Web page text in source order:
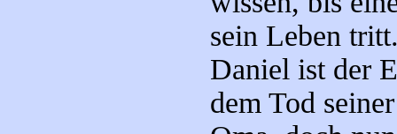
sein Leben
Daniel ist der
dem Tod